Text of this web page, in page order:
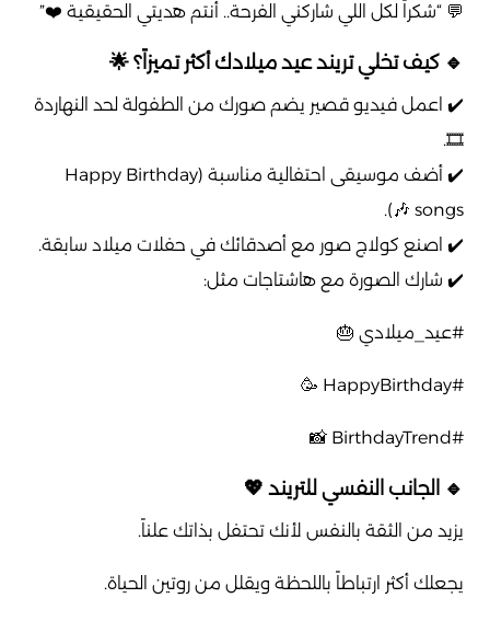
💬 “شكراً لكل اللي شاركني الفرحة.. أنتم هديتي الحقيقية ❤️”
🔹 كيف تخلي تريند عيد ميلادك أكثر تميزاً؟ 🌟
✔️ اعمل فيديو قصير يضم صورك من الطفولة لحد النهاردة
🎞️.
✔️ أضف موسيقى احتفالية مناسبة (Happy Birthday
songs 🎶).
✔️ اصنع كولاج صور مع أصدقائك في حفلات ميلاد سابقة.
✔️ شارك الصورة مع هاشتاجات مثل:
#عيد_ميلادي 🎂
#HappyBirthday 🥳
#BirthdayTrend 📸
🔹 الجانب النفسي للتريند 💖
يزيد من الثقة بالنفس لأنك تحتفل بذاتك علناً.
يجعلك أكثر ارتباطاً باللحظة ويقلل من روتين الحياة.